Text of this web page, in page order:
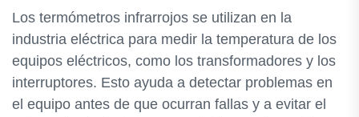
Los termómetros infrarrojos se utilizan en la
industria eléctrica para medir la temperatura de los
equipos eléctricos, como los transformadores y los
interruptores. Esto ayuda a detectar problemas en
el equipo antes de que ocurran fallas y a evitar el